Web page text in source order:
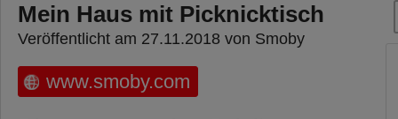
Mein Haus mit Picknicktisch
Veröffentlicht am 27.11.2018 von Smoby
www.smoby.com